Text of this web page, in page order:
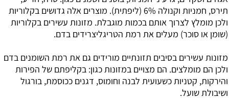
תירס, חמניות וקנולה 6% (ליפתית). מוצרים אלה גדושים בקלוריות
ולכן מומלץ לצרוך אותם בכמות מוגבלת. מזונות עשירים בקלוריות
(שומן או סוכר) מעלים את רמת הטריגליצרידים בדם.
מזונות עשירים בסיבים תזונתיים מורידים גם את רמת השומנים בדם
ולכן הם מומלצים. הם מצויים במזונות כגון: בקליפתם של הפירות
והירקות, קטניות כשעועית לבנה וחומוס, דגנים ככוסמת, בורגול
ושיבולת שועל.